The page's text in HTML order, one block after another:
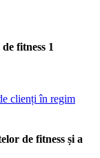
fitness 1
clienți în regim
de fitness și a